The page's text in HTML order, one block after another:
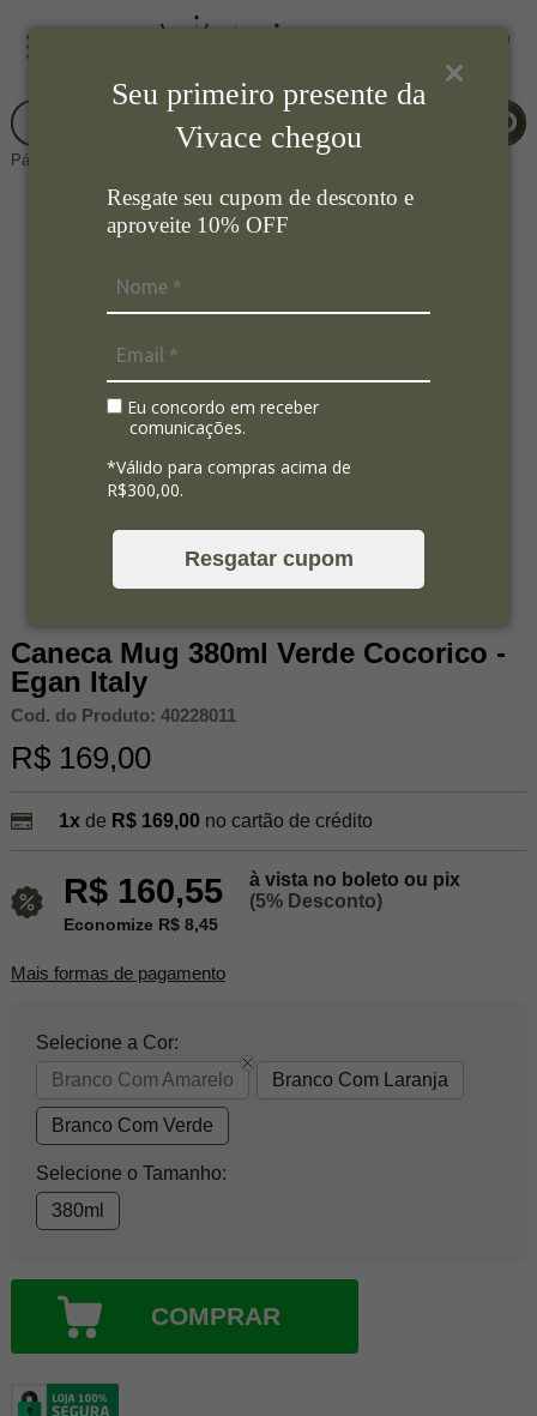
Seu primeiro presente da
Vivace chegou
Resgate seu cupom de desconto e
aproveite 10% OFF
Eu concordo em receber
comunicações.
*Válido para compras acima de
R$300,00.
Resgatar cupom
Página Inicial Caneca e Xícara
Caneca Mug 380ml Verde Cocorico -
Egan Italy
Cod. do Produto: 40228011
R$ 169,00
1xde R$ 169,00 no cartão de crédito
R$ 160,55
à vista no boleto ou pix
(5% Desconto)
Economize R$ 8,45
Mais formas de pagamento
Selecione a Cor:
Branco Com Amarelo
Branco Com Laranja
Branco Com Verde
Selecione o Tamanho:
380ml
COMPRAR